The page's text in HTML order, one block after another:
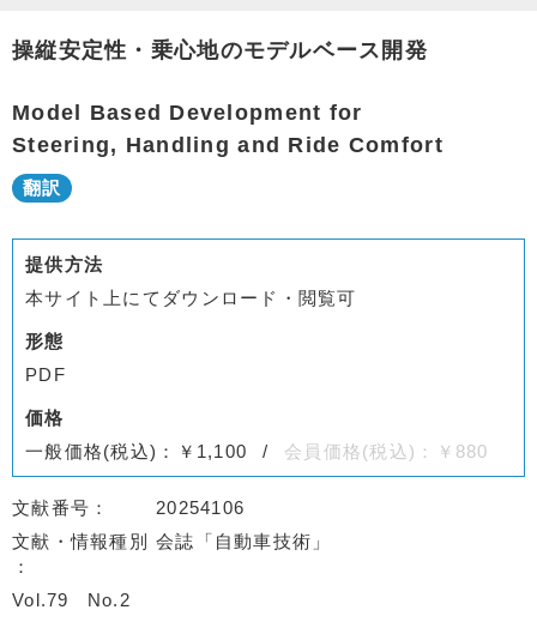
操縦安定性・乗心地のモデルベース開発
Model Based Development for
Steering, Handling and Ride Comfort
提供方法
本サイト上にてダウンロード・閲覧可
形態
PDF
価格
一般価格(税込)：￥1,100
会員価格(税込)：￥880
文献番号
20254106
文献・情報種別
会誌「自動車技術」
Vol.79
No.2